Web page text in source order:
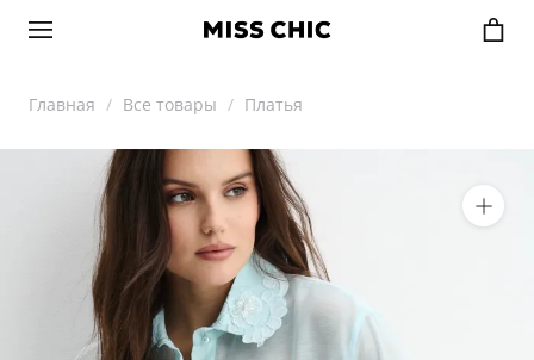
Главная Все товары Платья